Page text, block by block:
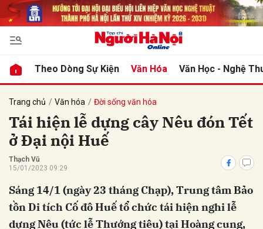
Theo Dòng Sự Kiện Văn Hóa Văn Học - Nghệ
Trang chủ Văn hóa Đời sống văn hóa
Tái hiện lễ dựng cây Nêu đón Tết
ở Đại nội Huế
Thạch Vũ
15/01/2023 09:29
Sáng 14/1 (ngày 23 tháng Chạp), Trung tâm Bảo
tồn Di tích Cố đô Huế tổ chức tái hiện nghi lễ
dựng Nêu (tức lễ Thướng tiêu) tại Hoàng cung,
luận
Hủy